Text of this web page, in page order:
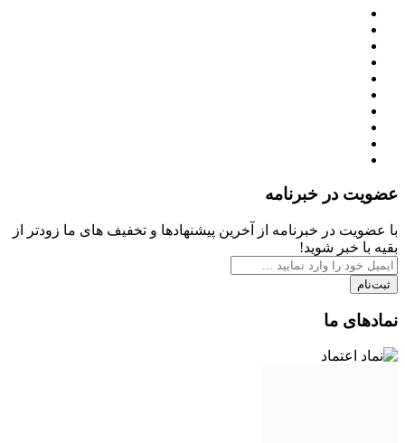
عضویت در خبرنامه
با عضویت در خبرنامه از آخرین پیشنهادها و تخفیف های ما زودتر از
بقیه با خبر شوید!
ثبت‌نام
نمادهای ما